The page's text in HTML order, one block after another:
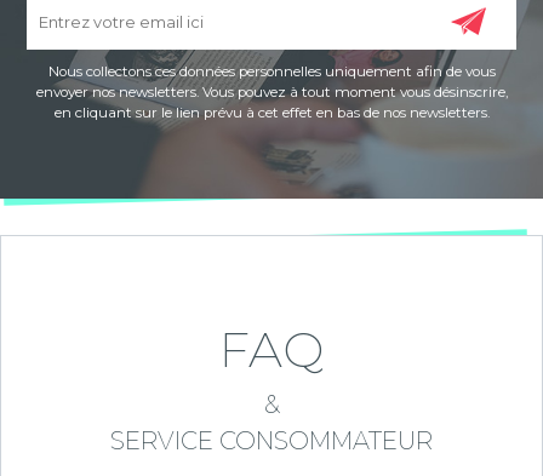
Nous collectons ces données personnelles uniquement afin de vous
envoyer nos newsletters. Vous pouvez à tout moment vous désinscrire,
en cliquant sur le lien prévu à cet effet en bas de nos newsletters.
FAQ
&
SERVICE CONSOMMATEUR